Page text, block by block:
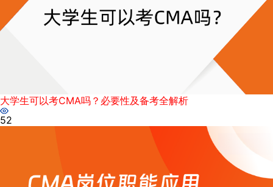
大学生可以考CMA吗？必要性及备考全解析
52